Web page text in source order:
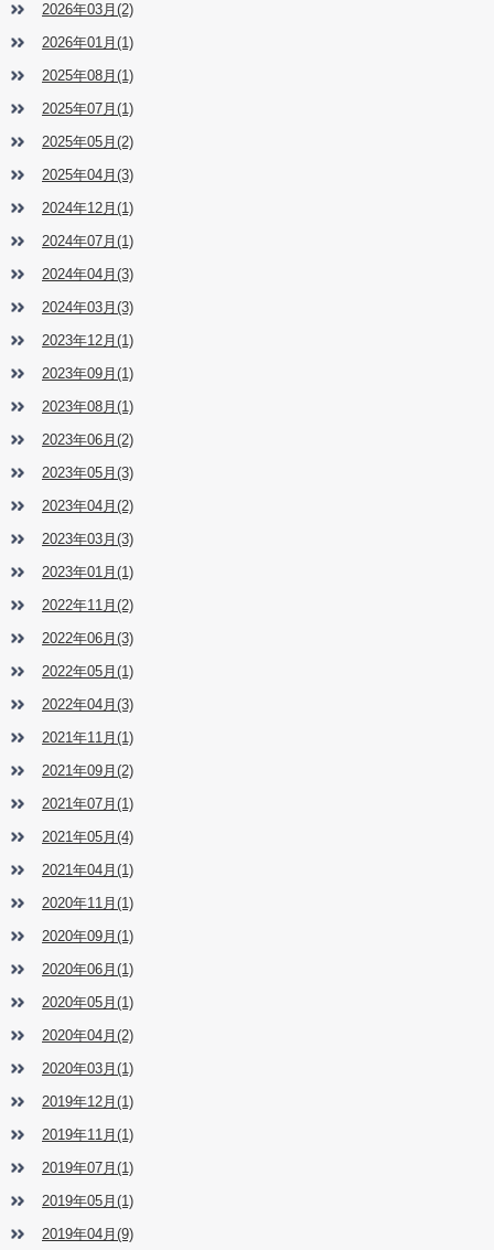
2026年03月(2)
2026年01月(1)
2025年08月(1)
2025年07月(1)
2025年05月(2)
2025年04月(3)
2024年12月(1)
2024年07月(1)
2024年04月(3)
2024年03月(3)
2023年12月(1)
2023年09月(1)
2023年08月(1)
2023年06月(2)
2023年05月(3)
2023年04月(2)
2023年03月(3)
2023年01月(1)
2022年11月(2)
2022年06月(3)
2022年05月(1)
2022年04月(3)
2021年11月(1)
2021年09月(2)
2021年07月(1)
2021年05月(4)
2021年04月(1)
2020年11月(1)
2020年09月(1)
2020年06月(1)
2020年05月(1)
2020年04月(2)
2020年03月(1)
2019年12月(1)
2019年11月(1)
2019年07月(1)
2019年05月(1)
2019年04月(9)